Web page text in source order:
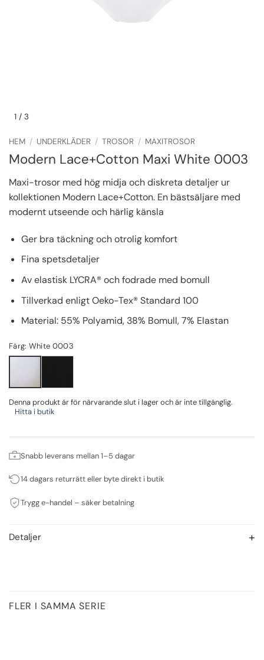
1 / 3
HEM / UNDERKLÄDER / TROSOR / MAXITROSOR
Modern Lace+Cotton Maxi White 0003
Maxi-trosor med hög midja och diskreta detaljer ur
kollektionen Modern Lace+Cotton. En bästsäljare med
modernt utseende och härlig känsla
Ger bra täckning och otrolig komfort
Fina spetsdetaljer
Av elastisk LYCRA® och fodrade med bomull
Tillverkad enligt Oeko-Tex® Standard 100
Material: 55% Polyamid, 38% Bomull, 7% Elastan
Färg: White 0003
Denna produkt är för närvarande slut i lager och är inte tillgänglig.
Hitta i butik
Snabb leverans mellan 1–5 dagar
14 dagars returrätt eller byte direkt i butik
Trygg e-handel – säker betalning
Detaljer
FLER I SAMMA SERIE